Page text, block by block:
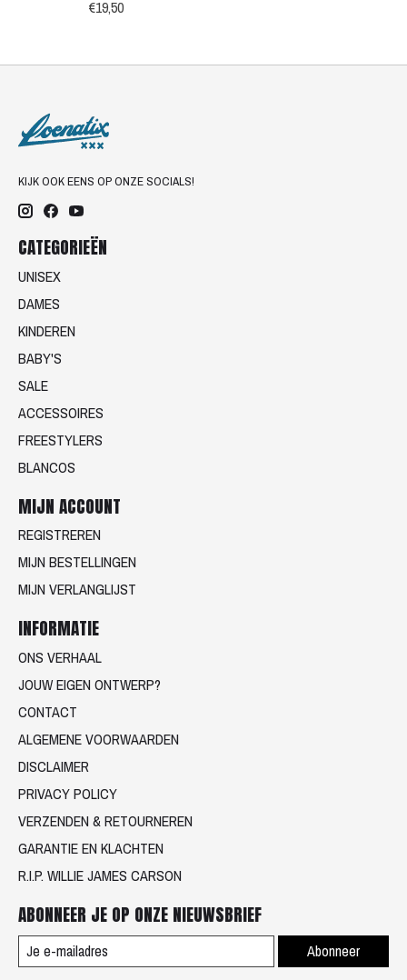
€19,50
KIJK OOK EENS OP ONZE SOCIALS!
CATEGORIEËN
UNISEX
DAMES
KINDEREN
BABY'S
SALE
ACCESSOIRES
FREESTYLERS
BLANCOS
MIJN ACCOUNT
REGISTREREN
MIJN BESTELLINGEN
MIJN VERLANGLIJST
INFORMATIE
ONS VERHAAL
JOUW EIGEN ONTWERP?
CONTACT
ALGEMENE VOORWAARDEN
DISCLAIMER
PRIVACY POLICY
VERZENDEN & RETOURNEREN
GARANTIE EN KLACHTEN
R.I.P. WILLIE JAMES CARSON
ABONNEER JE OP ONZE NIEUWSBRIEF
Abonneer